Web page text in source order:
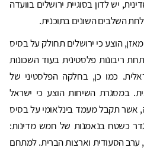
יש לדון בסוגיית ירושלים בוועדה
השלבים השונים בתוכנית.
הוצע כי ירושלים תחולק על בסיס
ריבונות פלסטינית בעוד השכונות
כמו כן, בחלקה הפלסטיני של
במסגרת השיחות הוצע כי ישראל
אשר תקבל מעמד בינלאומי על בסיס
כשטח בנאמנות של חמש מדינות:
ערב הסעודית וארצות הברית. למתחם